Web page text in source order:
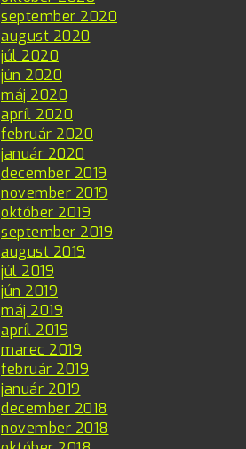
september 2020
august 2020
júl 2020
jún 2020
máj 2020
apríl 2020
február 2020
január 2020
december 2019
november 2019
október 2019
september 2019
august 2019
júl 2019
jún 2019
máj 2019
apríl 2019
marec 2019
február 2019
január 2019
december 2018
november 2018